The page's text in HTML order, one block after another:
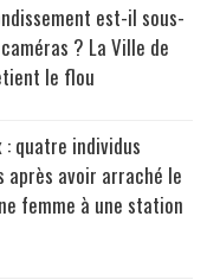
est-il sous-
? La Ville de
le flou
: quatre individus
après avoir arraché le
femme à une station